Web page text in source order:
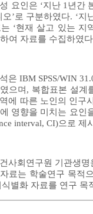
요인은 ‘지난 1년간
오’로 구분하였다. ‘
‘현재 살고 있는 지
여 자료를 수집하였
은 IBM SPSS/WIN
으며, 복합표본 설
에 따른 노인의 인구
영향을 미치는 요인
interval, CI)으로 제
사회연구원 기관생
료는 학술연구 목적
별화 자료를 연구 목